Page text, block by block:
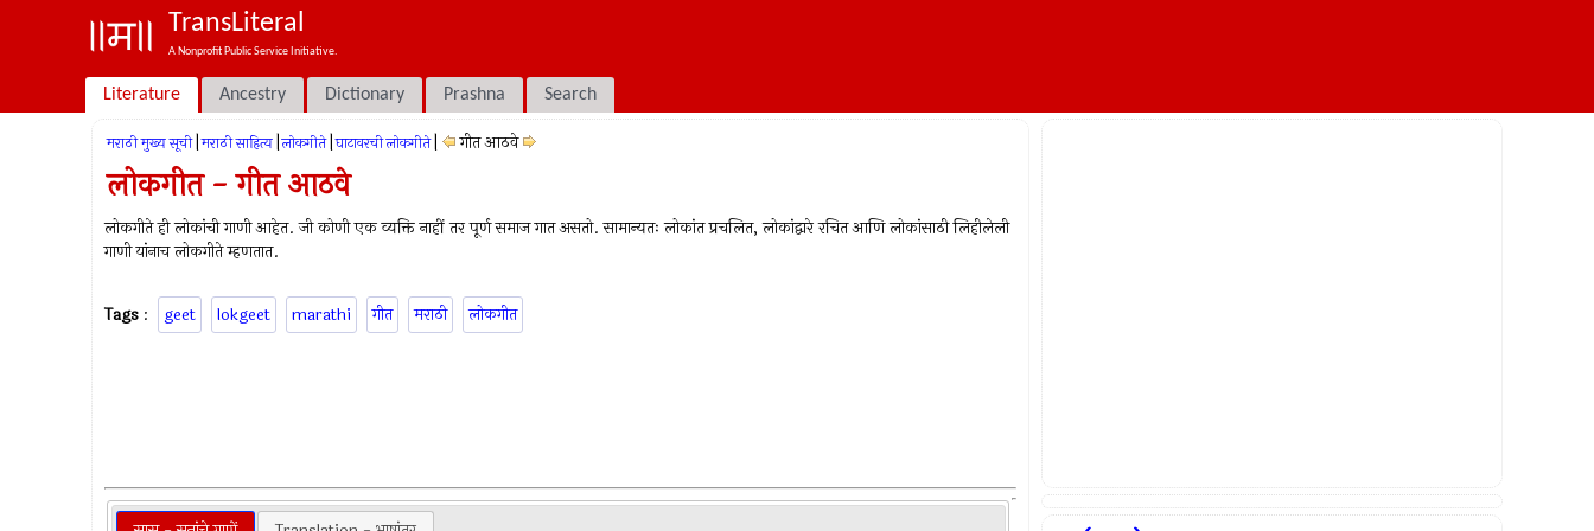
TransLiteral
A Nonprofit Public Service Initiative.
Literature Ancestry Dictionary Prashna Search
मराठी मुख्य सूची मराठी साहित्य लोकगीते घाटावरची लोकगीते गीत आठवे
लोकगीत - गीत आठवे
लोकगीते ही लोकांची गाणी आहेत. जी कोणी एक व्यक्ति नाहीं तर पूर्ण समाज गात असतो. सामान्यतः लोकांत प्रचलित, लोकांद्वारे रचित आणि लोकांसाठी लिहीलेली
गाणी यांनाच लोकगीते म्हणतात.
Tags : geet lokgeet marathi गीत मराठी लोकगीत